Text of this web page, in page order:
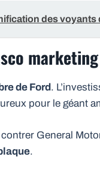
des
de Ford.
pour le géant
General
.